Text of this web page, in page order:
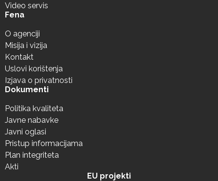
Video servis
Fena
O agenciji
Misija i vizija
Kontakt
Uslovi korištenja
Izjava o privatnosti
Dokumenti
Politika kvaliteta
Javne nabavke
Javni oglasi
Pristup informacijama
Plan integriteta
Akti
EU projekti